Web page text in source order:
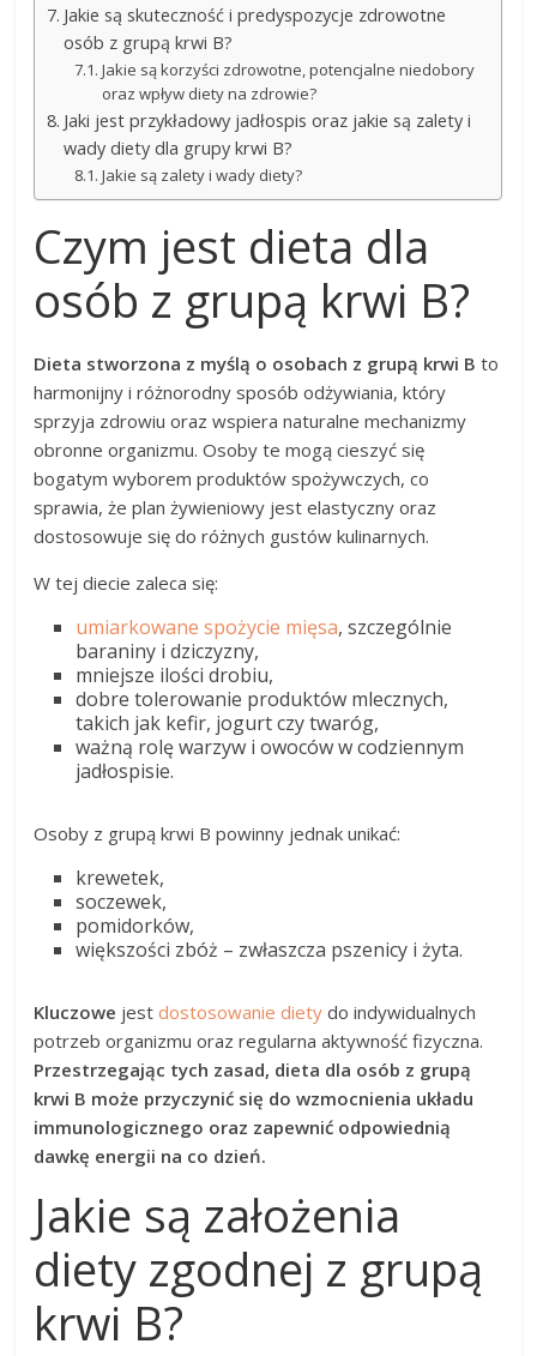
Jakie są skuteczność i predyspozycje zdrowotne
osób z grupą krwi B?
Jakie są korzyści zdrowotne, potencjalne niedobory
oraz wpływ diety na zdrowie?
Jaki jest przykładowy jadłospis oraz jakie są zalety i
wady diety dla grupy krwi B?
Jakie są zalety i wady diety?
Czym jest dieta dla
osób z grupą krwi B?
Dieta stworzona z myślą o osobach z grupą krwi B to
harmonijny i różnorodny sposób odżywiania, który
sprzyja zdrowiu oraz wspiera naturalne mechanizmy
obronne organizmu. Osoby te mogą cieszyć się
bogatym wyborem produktów spożywczych, co
sprawia, że plan żywieniowy jest elastyczny oraz
dostosowuje się do różnych gustów kulinarnych.
W tej diecie zaleca się:
umiarkowane spożycie mięsa, szczególnie
baraniny i dziczyzny,
mniejsze ilości drobiu,
dobre tolerowanie produktów mlecznych,
takich jak kefir, jogurt czy twaróg,
ważną rolę warzyw i owoców w codziennym
jadłospisie.
Osoby z grupą krwi B powinny jednak unikać:
krewetek,
soczewek,
pomidorków,
większości zbóż – zwłaszcza pszenicy i żyta.
Kluczowe jestdostosowanie diety do indywidualnych
potrzeb organizmu oraz regularna aktywność fizyczna.
Przestrzegając tych zasad, dieta dla osób z grupą
krwi B może przyczynić się do wzmocnienia układu
immunologicznego oraz zapewnić odpowiednią
dawkę energii na co dzień.
Jakie są założenia
diety zgodnej z grupą
krwi B?